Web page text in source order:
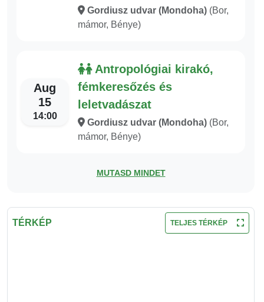
Gordiusz udvar (Mondoha) (Bor,
mámor, Bénye)
Aug
15
14:00
Antropológiai kirakó,
fémkeresőzés és
leletvadászat
Gordiusz udvar (Mondoha) (Bor,
mámor, Bénye)
MUTASD MINDET
TÉRKÉP TELJES TÉRKÉP